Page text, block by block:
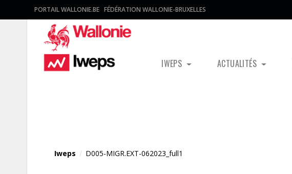
PORTAIL WALLONIE.BE FÉDÉRATION WALLONIE-BRUXELLES
IWEPS ACTUALITÉS
Iweps / D005-MIGR.EXT-062023_full1